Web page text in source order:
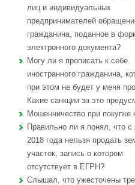
лиц и индивидуальных
предпринимателей
гражданина, поданное в
электронного документа?
Могу ли я прописать к себе
иностранного гражданина,
при этом не будет у меня
Какие санкции за это
Мошенничество при покупке
Правильно ли я понял, что с
2018 года нельзя продать
участок, запись о котором
отсутствует в ЕГРН?
Слышал, что ужесточены